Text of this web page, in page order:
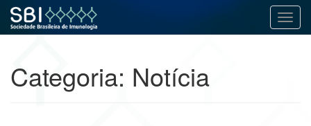
o
conteúdo
Categoria: Notícia